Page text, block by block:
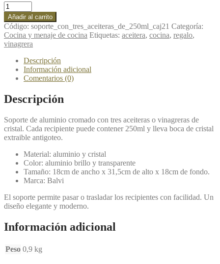
Soporte
con
tres
aceiteras
de
250ml
cantidad
Añadir al carrito
Código: soporte_con_tres_aceiteras_de_250ml_caj21 Categoría:
Cocina y menaje de cocina Etiquetas: aceitera, cocina, regalo,
vinagrera
Descripción
Información adicional
Comentarios (0)
Descripción
Soporte de aluminio cromado con tres aceiteras o vinagreras de
cristal. Cada recipiente puede contener 250ml y lleva boca de cristal
extraible antigoteo.
Material: aluminio y cristal
Color: aluminio brillo y transparente
Tamaño: 18cm de ancho x 31,5cm de alto x 18cm de fondo.
Marca: Balvi
El soporte permite pasar o trasladar los recipientes con facilidad. Un
diseño elegante y moderno.
Información adicional
Peso 0,9 kg